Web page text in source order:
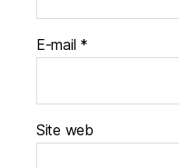
E-mail *
Site web